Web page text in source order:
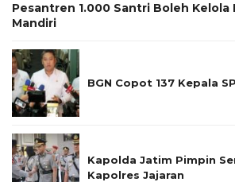
Pesantren 1.000 Santri Boleh Kelola
Mandiri
BGN Copot 137 Kepala
Kapolda Jatim Pimpin
Kapolres Jajaran